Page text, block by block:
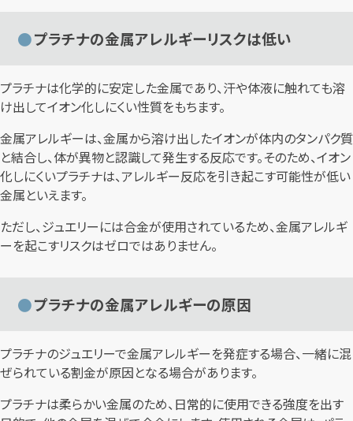
プラチナの金属アレルギーリスクは低い
プラチナは化学的に安定した金属であり、汗や体液に触れても溶
け出してイオン化しにくい性質をもちます。
金属アレルギーは、金属から溶け出したイオンが体内のタンパク質
と結合し、体が異物と認識して発生する反応です。そのため、イオン
化しにくいプラチナは、アレルギー反応を引き起こす可能性が低い
金属といえます。
ただし、ジュエリーには合金が使用されているため、金属アレルギ
ーを起こすリスクはゼロではありません。
プラチナの金属アレルギーの原因
プラチナのジュエリーで金属アレルギーを発症する場合、一緒に混
ぜられている割金が原因となる場合があります。
プラチナは柔らかい金属のため、日常的に使用できる強度を出す